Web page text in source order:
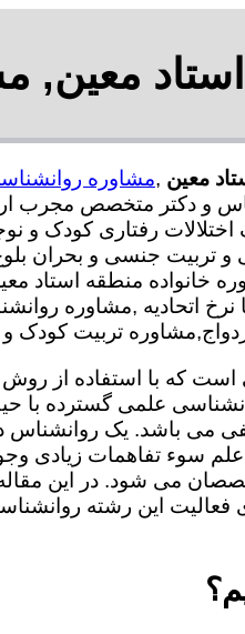
معین,
معین ,مشاوره
کارشناس و دکتر متخصص
رفتاری کودک و
تربیت جنسی و بحران
خانواده منطقه استاد
اتحادیه ,مشاوره
تربیت کودک و
است که با استفاده از
علمی گسترده با
می باشد. یک روانشناس
سوء تفاهمات زیادی
می شود. در این مقاله
فعالیت این رشته